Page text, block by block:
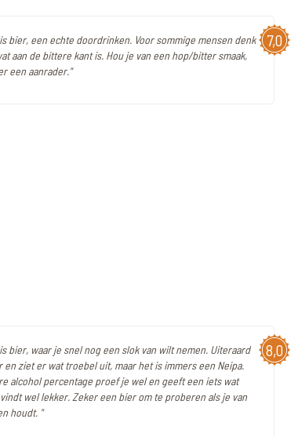
7,0
bier, een echte doordrinken. Voor sommige mensen denk
aan de bittere kant is. Hou je van een hop/bitter smaak,
een aanrader."
8,0
bier, waar je snel nog een slok van wilt nemen. Uiteraard
en ziet er wat troebel uit, maar het is immers een Neipa.
alcohol percentage proef je wel en geeft een iets wat
wel lekker. Zeker een bier om te proberen als je van
houdt. "